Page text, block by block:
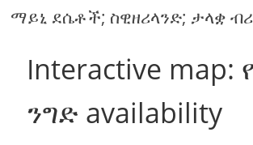
ማይኒ ደሴቶች; ስዊዘሪላንድ; ታላቋ
Interactive map:
ንግድ availability